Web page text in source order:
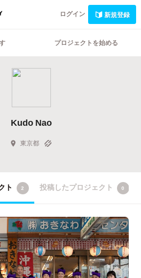
ログイン 新規登録
プロジェクトを始める
Kudo Nao
東京都
ト 2 投稿したプロジェクト 0